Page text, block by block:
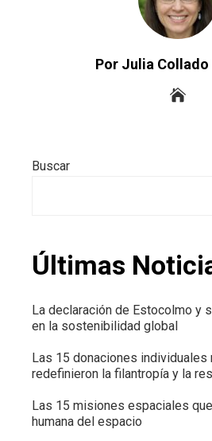
Por Julia
Buscar
Últimas
La declaración de Estocolmo y
en la sostenibilidad global
Las 15 donaciones individuales
redefinieron la filantropía y la
Las 15 misiones espaciales
humana del espacio